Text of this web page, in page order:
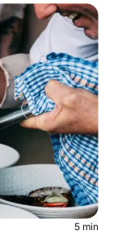
5 min